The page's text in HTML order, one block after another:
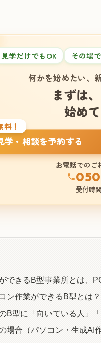
見学だけでもOK その場
何かを始めたい、
まずは、
始め
料！
学・相談を予約する
お電話でのご
受付時
できるB型事業所とは、
ン作業ができるB型とは
B型に「向いている人」
場合（パソコン・生成AI作